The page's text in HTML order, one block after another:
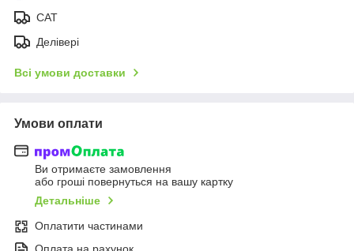
CAT
Делівері
Всі умови доставки
Умови оплати
Ви отримаєте замовлення
або гроші повернуться на вашу картку
Детальніше
Оплатити частинами